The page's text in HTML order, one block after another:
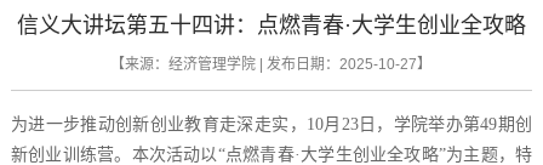
信义大讲坛第五十四讲：点燃青春·大学生创业全攻略
【来源：经济管理学院 | 发布日期：2025-10-27】
为进一步推动创新创业教育走深走实，10月23日，学院举办第49期创
新创业训练营。本次活动以“点燃青春·大学生创业全攻略”为主题，特